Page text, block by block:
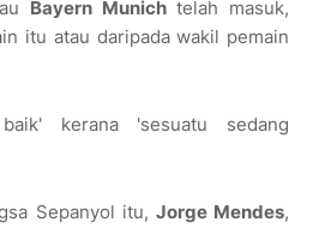
Bayern Munichtelah masuk,
itu atau daripada wakil pemain
kerana 'sesuatu sedang
Sepanyol itu, Jorge Mendes,